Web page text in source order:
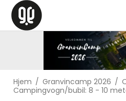
Hjem / Granvincamp 2026 /
Campingvogn/bubil: 8 - 10